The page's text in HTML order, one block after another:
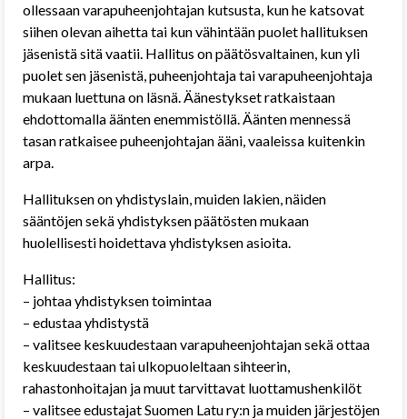
ollessaan varapuheenjohtajan kutsusta, kun he katsovat
siihen olevan aihetta tai kun vähintään puolet hallituksen
jäsenistä sitä vaatii. Hallitus on päätösvaltainen, kun yli
puolet sen jäsenistä, puheenjohtaja tai varapuheenjohtaja
mukaan luettuna on läsnä. Äänestykset ratkaistaan
ehdottomalla äänten enemmistöllä. Äänten mennessä
tasan ratkaisee puheenjohtajan ääni, vaaleissa kuitenkin
arpa.
Hallituksen on yhdistyslain, muiden lakien, näiden
sääntöjen sekä yhdistyksen päätösten mukaan
huolellisesti hoidettava yhdistyksen asioita.
Hallitus:
– johtaa yhdistyksen toimintaa
– edustaa yhdistystä
– valitsee keskuudestaan varapuheenjohtajan sekä ottaa
keskuudestaan tai ulkopuoleltaan sihteerin,
rahastonhoitajan ja muut tarvittavat luottamushenkilöt
– valitsee edustajat Suomen Latu ry:n ja muiden järjestöjen